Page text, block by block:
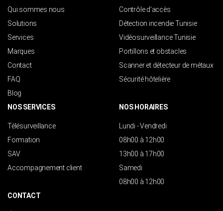
Qui sommes nous
Solutions
Services
Marques
Contact
FAQ
Blog
Contrôle d’accès
Détection incendie Tunisie
Vidéosurveillance Tunisie
Portillons et obstacles
Scanner et détecteur de métaux
Sécurité hôtelière
NOS SERVICES
Télésurveillance
Formation
SAV
Accompagnement client
NOS HORAIRES
Lundi - Vendredi
08h00 à 12h00
13h00 à 17h00
Samedi
08h00 à 12h00
CONTACT